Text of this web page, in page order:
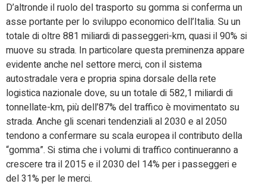
D’altronde il ruolo del trasporto su gomma si conferma un
asse portante per lo sviluppo economico dell’Italia. Su un
totale di oltre 881 miliardi di passeggeri-km, quasi il 90% si
muove su strada. In particolare questa preminenza appare
evidente anche nel settore merci, con il sistema
autostradale vera e propria spina dorsale della rete
logistica nazionale dove, su un totale di 582,1 miliardi di
tonnellate-km, più dell’87% del traffico è movimentato su
strada. Anche gli scenari tendenziali al 2030 e al 2050
tendono a confermare su scala europea il contributo della
“gomma”. Si stima che i volumi di traffico continueranno a
crescere tra il 2015 e il 2030 del 14% per i passeggeri e
del 31% per le merci.